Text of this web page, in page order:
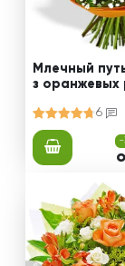
Млечный
з оранжевых
6
-